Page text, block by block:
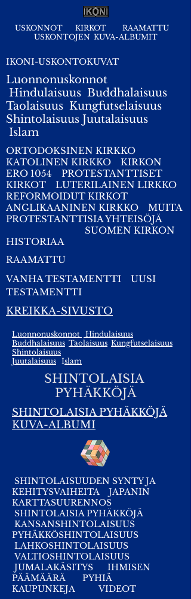
USKONNOT KIRKOT
RAAMATTU
USKONTOJEN KUVA-ALBUMIT
IKONI-USKONTOKUVAT
Luonnonuskonnot
Hindulaisuus Buddhalaisuus
Taolaisuus Kungfutselaisuus
Shintolaisuus Juutalaisuus
Islam
ORTODOKSINEN KIRKKO
KATOLINEN KIRKKO
KIRKON
ERO 1054
PROTESTANTTISET
KIRKOT
LUTERILAINEN LIRKKO
REFORMOIDUT KIRKOT
ANGLIKAANINEN KIRKKO
MUITA
PROTESTANTTISIA YHTEISÖJÄ
SUOMEN KIRKON
HISTORIAA
RAAMATTU
VANHA TESTAMENTTI
UUSI
TESTAMENTTI
KREIKKA-SIVUSTO
Luonnonuskonnot Hindulaisuus
Buddhalaisuus Taolaisuus Kungfutselaisuus
Shintolaisuus
Juutalaisuus Islam
SHINTOLAISIA
PYHÄKKÖJÄ
SHINTOLAISIA PYHÄKKÖJÄ
KUVA-ALBUMI
SHINTOLAISUUDEN SYNTY JA
KEHITYSVAIHEITA
JAPANIN
KARTTASUURENNOS
SHINTOLAISIA PYHÄKKÖJÄ
KANSANSHINTOLAISUUS
PYHÄKKÖSHINTOLAISUUS
LAHKOSHINTOLAISUUS
VALTIOSHINTOLAISUUS
JUMALAKÄSITYS
IHMISEN
PÄÄMÄÄRÄ
PYHIÄ
KAUPUNKEJA
VIDEOT